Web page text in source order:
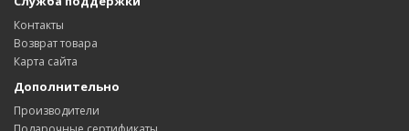
Контакты
Возврат товара
Карта сайта
Дополнительно
Производители